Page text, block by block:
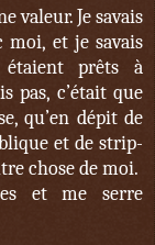
valeur. Je savais
moi, et je savais
prêts à
pas, c’était que
qu’en dépit de
et de strip-
chose de moi.
et me serre